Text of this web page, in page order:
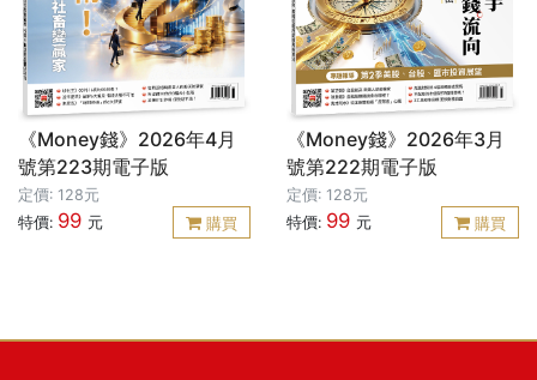
《Money錢》2026年4月
號第223期電子版
定價: 128元
特價: 99 元 購買
《Money錢》2026年3月
號第222期電子版
定價: 128元
特價: 99 元 購買